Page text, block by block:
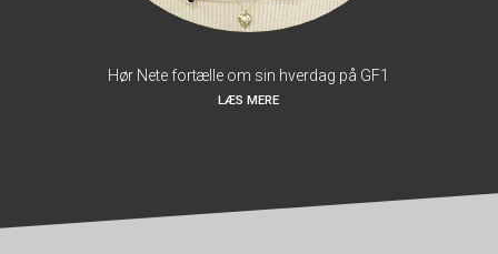
Hør Nete fortælle om sin hverdag på GF1
LÆS MERE